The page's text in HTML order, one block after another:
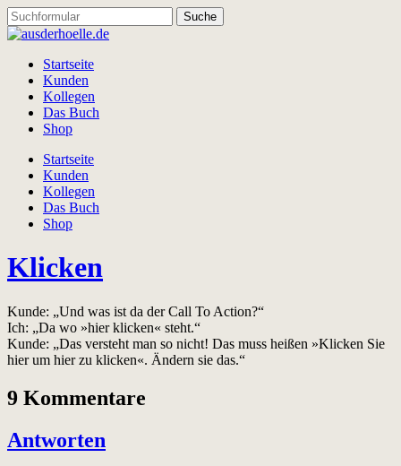
Startseite
Kunden
Kollegen
Das Buch
Shop
Startseite
Kunden
Kollegen
Das Buch
Shop
Klicken
Kunde: „Und was ist da der Call To Action?“
Ich: „Da wo »hier klicken« steht.“
Kunde: „Das versteht man so nicht! Das muss heißen »Klicken Sie
hier um hier zu klicken«. Ändern sie das.“
9 Kommentare
Antworten